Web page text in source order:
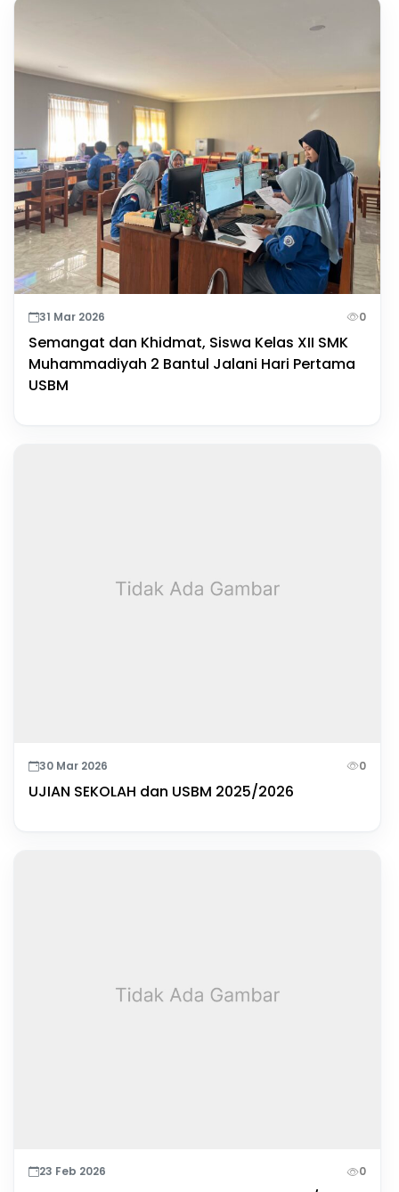
31 Mar 2026 0
Semangat dan Khidmat, Siswa Kelas XII SMK
Muhammadiyah 2 Bantul Jalani Hari Pertama
USBM
30 Mar 2026 0
UJIAN SEKOLAH dan USBM 2025/2026
23 Feb 2026 0